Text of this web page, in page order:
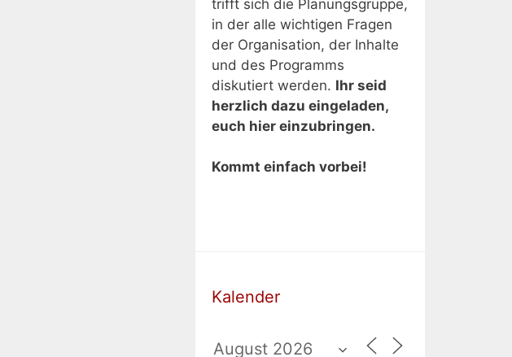
trifft sich die Planungsgruppe,
in der alle wichtigen Fragen
der Organisation, der Inhalte
und des Programms
diskutiert werden. Ihr seid
herzlich dazu eingeladen,
euch hier einzubringen.
Kommt einfach vorbei!
Kalender